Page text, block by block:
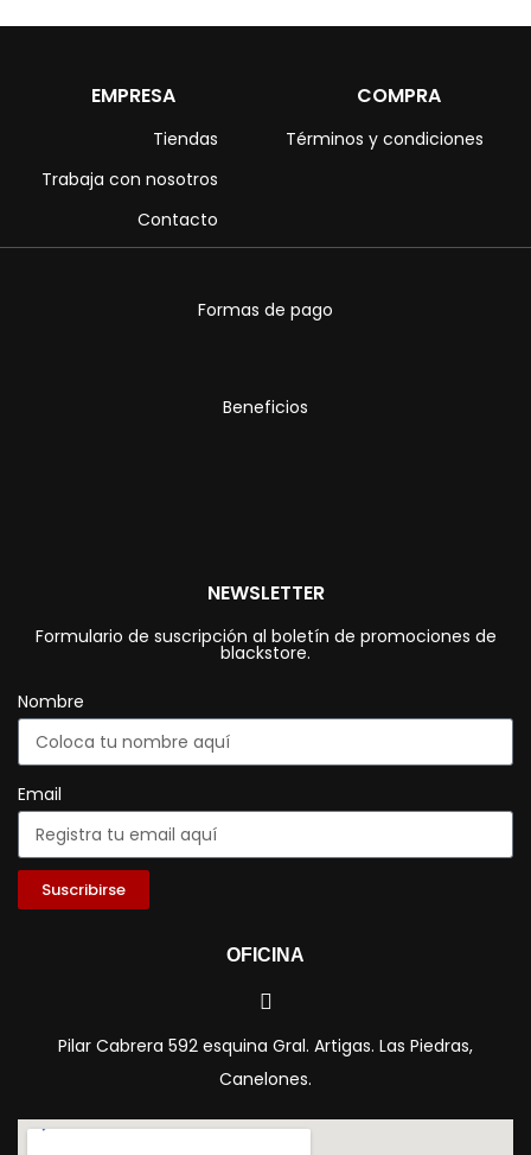
EMPRESA
Tiendas
Trabaja con nosotros
Contacto
COMPRA
Términos y condiciones
Formas de pago
Beneficios
NEWSLETTER
Formulario de suscripción al boletín de promociones de
blackstore.
Nombre
Email
Suscribirse
OFICINA
Pilar Cabrera 592 esquina Gral. Artigas. Las Piedras,
Canelones.